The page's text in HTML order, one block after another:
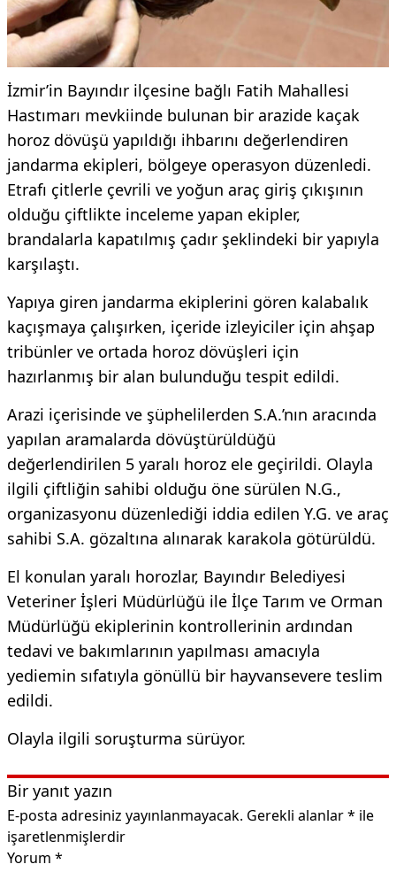
İzmir’in Bayındır ilçesine bağlı Fatih Mahallesi
Hastımarı mevkiinde bulunan bir arazide kaçak
horoz dövüşü yapıldığı ihbarını değerlendiren
jandarma ekipleri, bölgeye operasyon düzenledi.
Etrafı çitlerle çevrili ve yoğun araç giriş çıkışının
olduğu çiftlikte inceleme yapan ekipler,
brandalarla kapatılmış çadır şeklindeki bir yapıyla
karşılaştı.
Yapıya giren jandarma ekiplerini gören kalabalık
kaçışmaya çalışırken, içeride izleyiciler için ahşap
tribünler ve ortada horoz dövüşleri için
hazırlanmış bir alan bulunduğu tespit edildi.
Arazi içerisinde ve şüphelilerden S.A.’nın aracında
yapılan aramalarda dövüştürüldüğü
değerlendirilen 5 yaralı horoz ele geçirildi. Olayla
ilgili çiftliğin sahibi olduğu öne sürülen N.G.,
organizasyonu düzenlediği iddia edilen Y.G. ve araç
sahibi S.A. gözaltına alınarak karakola götürüldü.
El konulan yaralı horozlar, Bayındır Belediyesi
Veteriner İşleri Müdürlüğü ile İlçe Tarım ve Orman
Müdürlüğü ekiplerinin kontrollerinin ardından
tedavi ve bakımlarının yapılması amacıyla
yediemin sıfatıyla gönüllü bir hayvansevere teslim
edildi.
Olayla ilgili soruşturma sürüyor.
Bir yanıt yazın
E-posta adresiniz yayınlanmayacak. Gerekli alanlar* ile
işaretlenmişlerdir
Yorum *